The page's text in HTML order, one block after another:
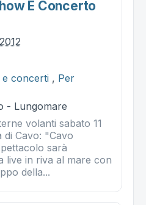
E Concerto
e concerti , Per
- Lungomare
volanti sabato 11
di Cavo: "Cavo
sarà
live in riva al mare con
della...